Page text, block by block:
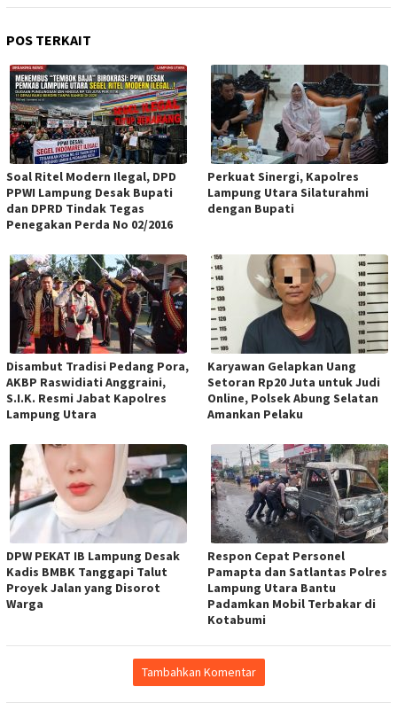
POS TERKAIT
Soal Ritel Modern Ilegal, DPD
PPWI Lampung Desak Bupati
dan DPRD Tindak Tegas
Penegakan Perda No 02/2016
Perkuat Sinergi, Kapolres
Lampung Utara Silaturahmi
dengan Bupati
Disambut Tradisi Pedang Pora,
AKBP Raswidiati Anggraini,
S.I.K. Resmi Jabat Kapolres
Lampung Utara
Karyawan Gelapkan Uang
Setoran Rp20 Juta untuk Judi
Online, Polsek Abung Selatan
Amankan Pelaku
DPW PEKAT IB Lampung Desak
Kadis BMBK Tanggapi Talut
Proyek Jalan yang Disorot
Warga
Respon Cepat Personel
Pamapta dan Satlantas Polres
Lampung Utara Bantu
Padamkan Mobil Terbakar di
Kotabumi
Tambahkan Komentar